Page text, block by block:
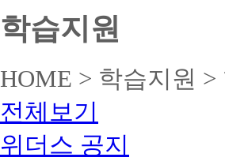
학습지원
HOME > 학습지원 >
전체보기
위더스 공지